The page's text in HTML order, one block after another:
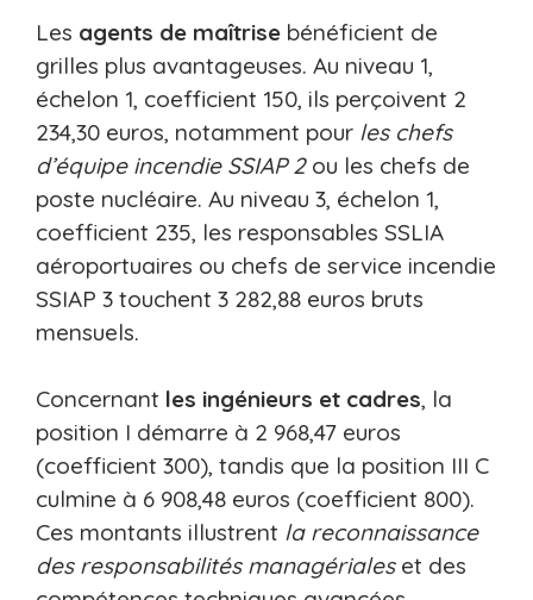
Les agents de maîtrise bénéficient de
grilles plus avantageuses. Au niveau 1,
échelon 1, coefficient 150, ils perçoivent 2
234,30 euros, notamment pour les chefs
d’équipe incendie SSIAP 2ou les chefs de
poste nucléaire. Au niveau 3, échelon 1,
coefficient 235, les responsables SSLIA
aéroportuaires ou chefs de service incendie
SSIAP 3 touchent 3 282,88 euros bruts
mensuels.
Concernant les ingénieurs et cadres, la
position I démarre à 2 968,47 euros
(coefficient 300), tandis que la position III C
culmine à 6 908,48 euros (coefficient 800).
Ces montants illustrent la reconnaissance
des responsabilités managérialeset des